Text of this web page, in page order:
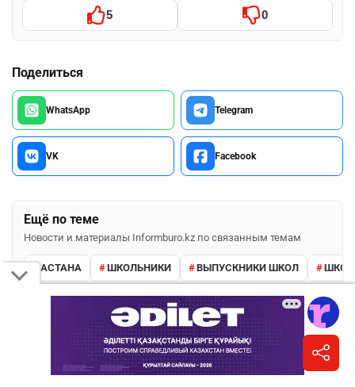
5 0
Поделиться
WhatsApp Telegram
VK Facebook
Ещё по теме
Новости и материалы Informburo.kz по связанным темам
АСТАНА ШКОЛЬНИКИ ВЫПУСКНИКИ ШКОЛ
ПОДПИШИТЕСЬ НА НАС
Informburo.kz в WhatsApp
Новости в удобном канале без лишнего шума.